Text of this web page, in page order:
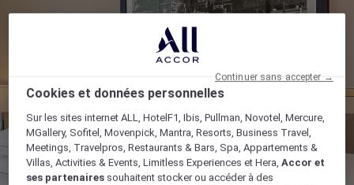
Cookies et données personnelles
Sur les sites internet ALL, HotelF1, Ibis, Pullman, Novotel, Mercure,
MGallery, Sofitel, Movenpick, Mantra, Resorts, Business Travel,
Meetings, Travelpros, Restaurants & Bars, Spa, Appartements &
Villas, Activities & Events, Limitless Experiences et Hera,Accor et
ses partenaires souhaitent stocker ou accéder à des
Continuer sans accepter →